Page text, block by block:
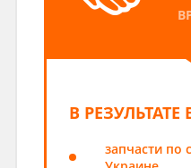
В
запчасти по